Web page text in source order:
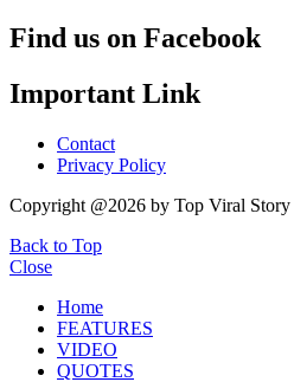
Find us on Facebook
Important Link
Contact
Privacy Policy
Copyright @2026 by Top Viral Story
Back to Top
Close
Home
FEATURES
VIDEO
QUOTES